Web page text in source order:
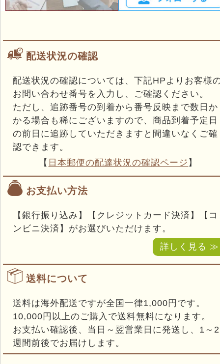
配送状況の確認
配送状況の確認については、下記HPよりお客様
お問い合わせ番号を入力し、ご確認ください。
ただし、追跡番号の到着から番号反映まで数日か
かる場合も稀にございますので、商品到着予定日
の前日に追跡していただきますと間違いなくご確
認できます。
【 日本郵便の配達状況の確認ページ 】
お支払い方法
【銀行振り込み】【クレジットカード決済】【コ
ンビニ決済】がお選びいただけます。
詳しく見る ≫
送料について
送料は海外配送ですが全国一律1,000円です。
10,000円以上のご購入で送料無料になります。
お支払い確認後、当日～翌営業日に発送し、1～2
週間前後でお届けします。